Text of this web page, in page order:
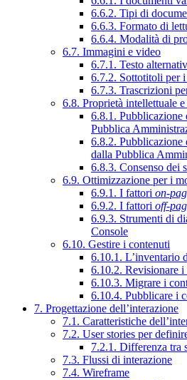
6.6.2. Tipi di
6.6.3. Formato di
6.6.4. Modalità di
6.7. Immagini e video
6.7.1. Testo
6.7.2. Sottotitoli per
6.7.3. Trascrizioni
6.8. Proprietà intellettuale
6.8.1. Pubblicazione
Pubblica
6.8.2.
dalla Pubblica
6.8.3. Consenso dei
6.9. Ottimizzazione per i
6.9.1. I fattori on-
6.9.2. I fattori off-
6.9.3. Strumenti di
Console
6.10. Gestire i contenuti
6.10.1. L’inventario
6.10.2. Revisionare i
6.10.3. Migrare i
6.10.4. Pubblicare i
7. Progettazione dell’interazione
7.1. Caratteristiche
7.2. User stories per
7.2.1. Differenza tra
7.3. Flussi di interazione
7.4. Wireframe